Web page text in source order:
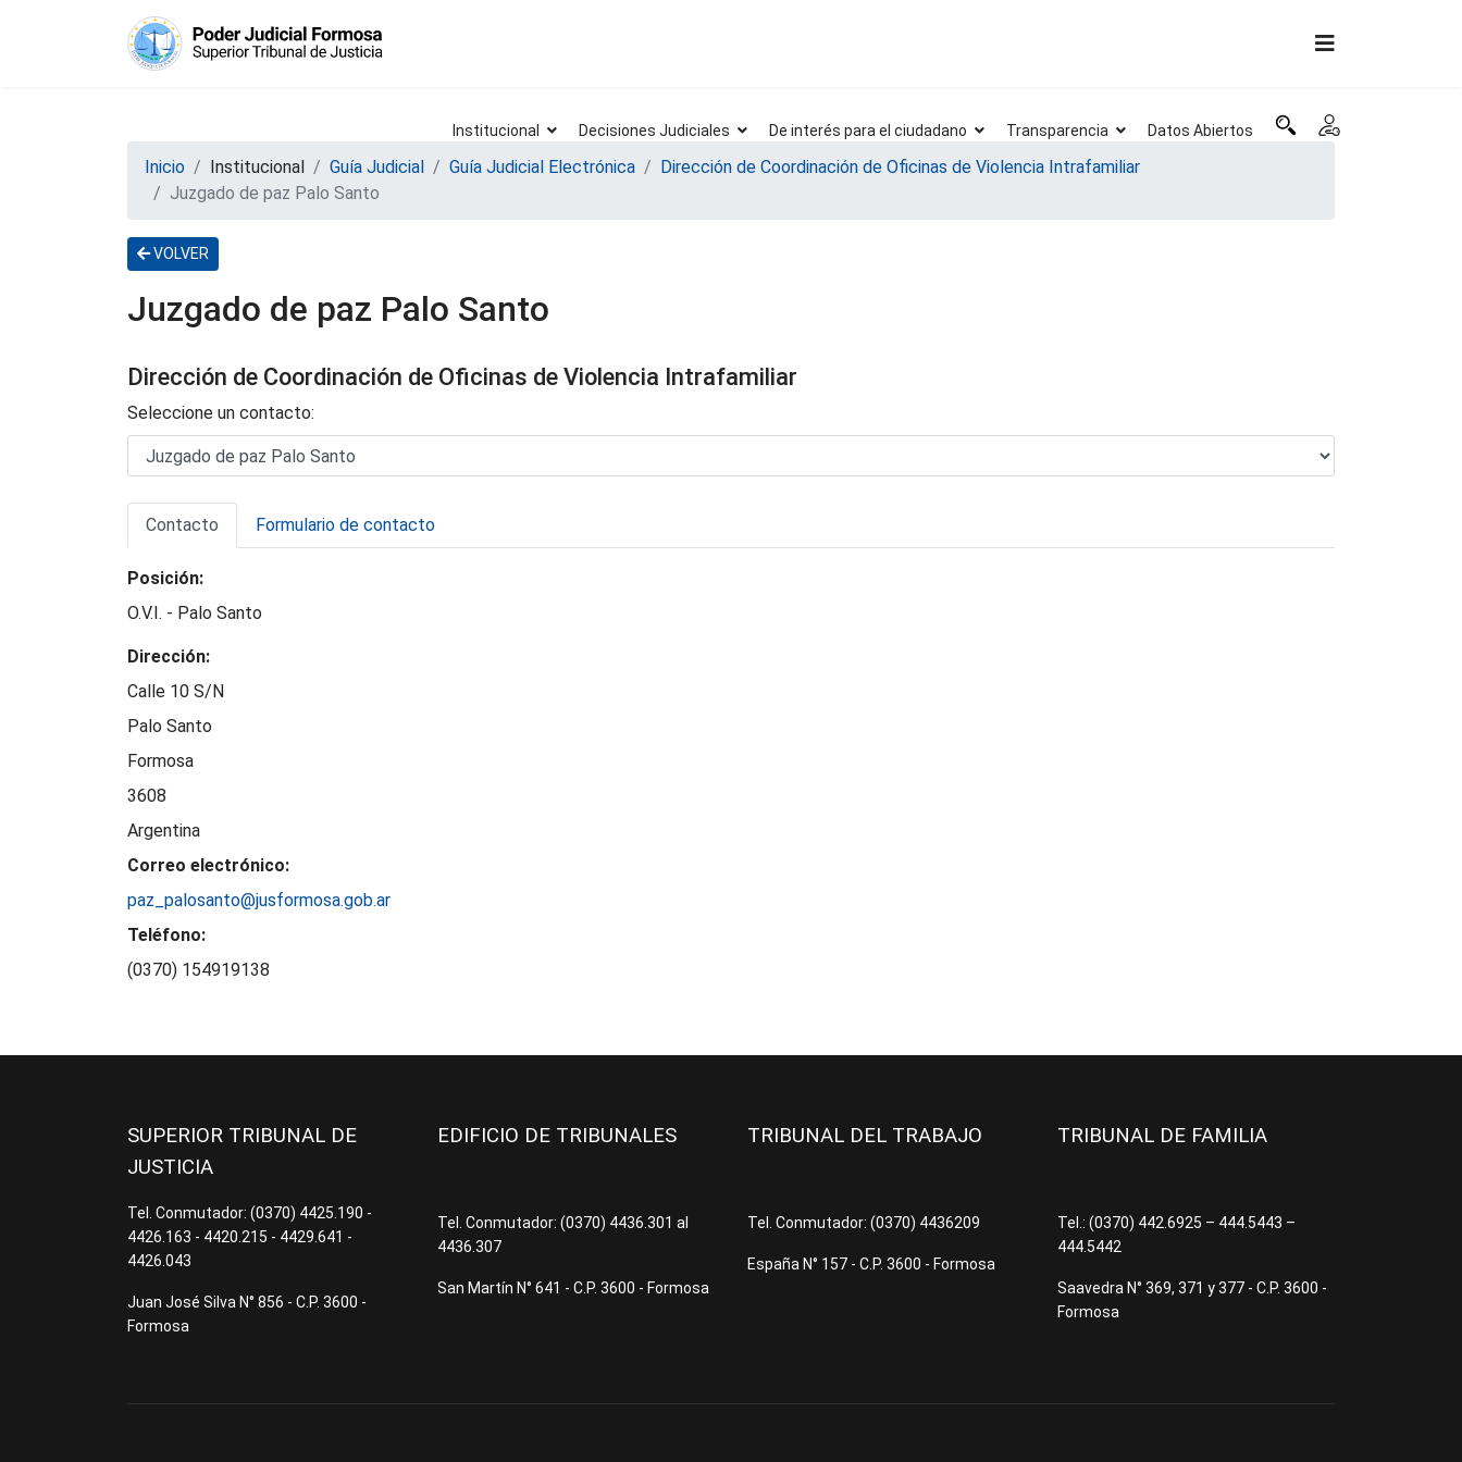
Institucional Decisiones Judiciales De interés para el ciudadano Transparencia Datos Abiertos
Inicio Institucional Guía Judicial Guía Judicial Electrónica
Dirección de Coordinación de Oficinas de Violencia Intrafamiliar
Juzgado de paz Palo Santo
VOLVER
Juzgado de paz Palo Santo
Dirección de Coordinación de Oficinas de Violencia Intrafamiliar
Seleccione un contacto:
Contacto Formulario de contacto
Posición:
O.V.I. - Palo Santo
Dirección:
Calle 10 S/N
Palo Santo
Formosa
3608
Argentina
Correo electrónico:
paz_palosanto@jusformosa.gob.ar
Teléfono:
(0370) 154919138
SUPERIOR TRIBUNAL DE
JUSTICIA
Tel. Conmutador: (0370) 4425.190 -
4426.163 - 4420.215 - 4429.641 -
4426.043
Juan José Silva N° 856 - C.P. 3600 -
Formosa
EDIFICIO DE TRIBUNALES
Tel. Conmutador: (0370) 4436.301 al
4436.307
San Martín N° 641 - C.P. 3600 - Formosa
TRIBUNAL DEL TRABAJO
Tel. Conmutador: (0370) 4436209
España N° 157 - C.P. 3600 - Formosa
TRIBUNAL DE FAMILIA
Tel.: (0370) 442.6925 – 444.5443 –
444.5442
Saavedra N° 369, 371 y 377 - C.P. 3600 -
Formosa